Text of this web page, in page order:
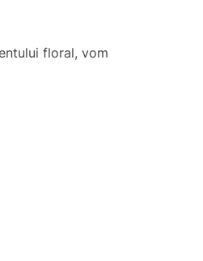
floral, vom